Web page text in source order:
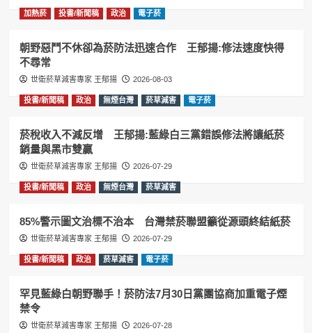
加熱菸 投書/新聞稿 政治 電子菸
朝野惡鬥不休卻為菸防法迅速合作 王郁揚:修法速度快得
不尋常
世衛菸草減害專家 王郁揚 2026-08-03
投書/新聞稿 政治 無煙台灣 菸草減害 電子菸
菸稅收入不減反增 王郁揚:藍綠白三黨錯誤修法將讓紙菸
銷量與黑市雙贏
世衛菸草減害專家 王郁揚 2026-07-29
投書/新聞稿 政治 無煙台灣 菸草減害
85%警示圖文治標不治本 台灣禁菸聯盟籲從源頭終結紙菸
世衛菸草減害專家 王郁揚 2026-07-29
投書/新聞稿 政治 菸草減害 電子菸
罕見藍綠白朝野聯手！菸防法7月30日黨團協商加重電子煙
禁令
世衛菸草減害專家 王郁揚 2026-07-28